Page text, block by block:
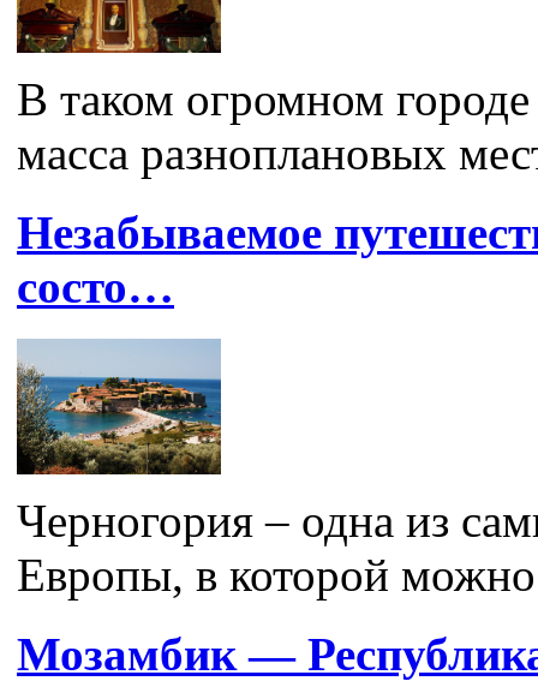
В таком огромном городе
масса разноплановых
Незабываемое
состо…
Черногория – одна из
Европы, в которой
Мозамбик —